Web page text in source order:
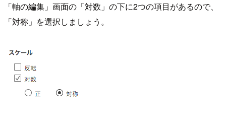
「軸の編集」画面の「対数」の下に2つの項目があるので、
「対称」を選択しましょう。